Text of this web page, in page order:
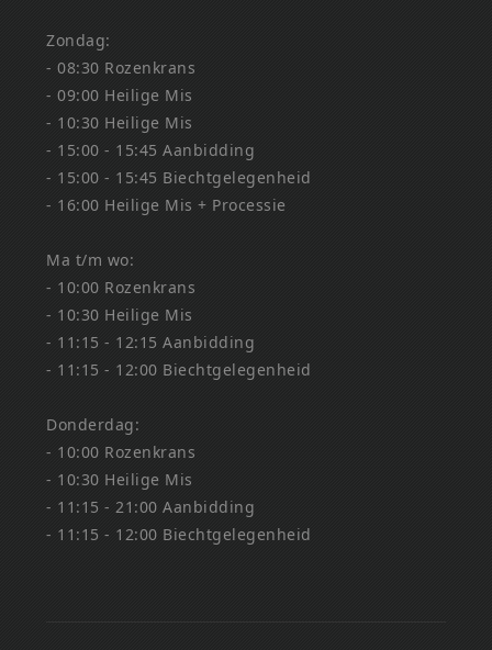
Zondag:
- 08:30 Rozenkrans
- 09:00 Heilige Mis
- 10:30 Heilige Mis
- 15:00 - 15:45 Aanbidding
- 15:00 - 15:45 Biechtgelegenheid
- 16:00 Heilige Mis + Processie
Ma t/m wo:
- 10:00 Rozenkrans
- 10:30 Heilige Mis
- 11:15 - 12:15 Aanbidding
- 11:15 - 12:00 Biechtgelegenheid
Donderdag:
- 10:00 Rozenkrans
- 10:30 Heilige Mis
- 11:15 - 21:00 Aanbidding
- 11:15 - 12:00 Biechtgelegenheid